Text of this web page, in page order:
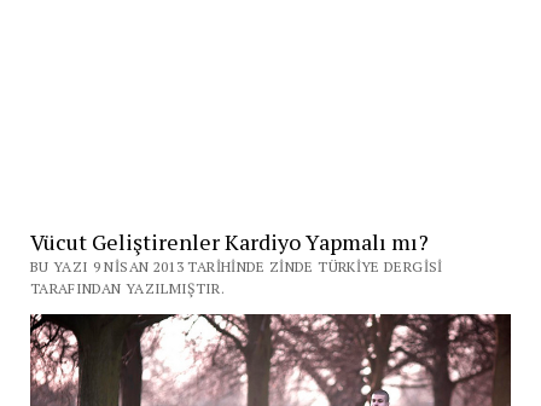
Vücut Geliştirenler Kardiyo Yapmalı mı?
BU YAZI 9 NISAN 2013 TARIHINDE ZINDE TÜRKIYE DERGISI
TARAFINDAN YAZILMIŞTIR.